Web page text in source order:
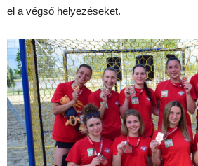
el a végső helyezéseket.